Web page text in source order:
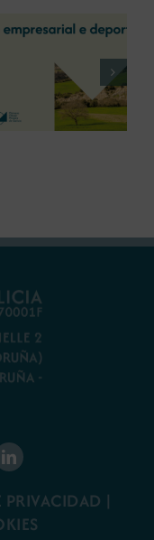
La OIPE y el
CRETUS
presentan las
últimas
innovaciones en
restauración
PRIVACIDAD |